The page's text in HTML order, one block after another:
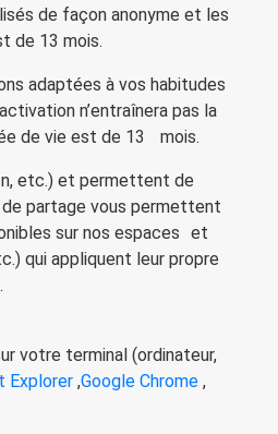
de façon anonyme et les
de 13 mois.
adaptées à vos habitudes
n’entraînera pas la
de vie est de 13 mois.
etc.) et permettent de
partage vous permettent
sur nos espaces et
qui appliquent leur propre
votre terminal (ordinateur,
Explorer ,Google Chrome ,